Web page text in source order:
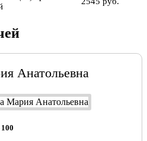
Анатольевна
100